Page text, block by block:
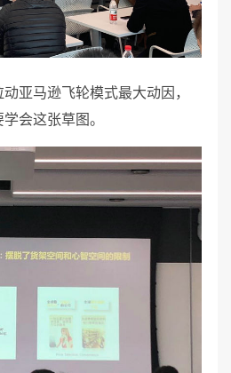
马逊飞轮模式最大动因，
会这张草图。